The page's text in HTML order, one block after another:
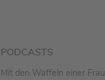
PODCASTS
Mit den Waffeln einer Frau